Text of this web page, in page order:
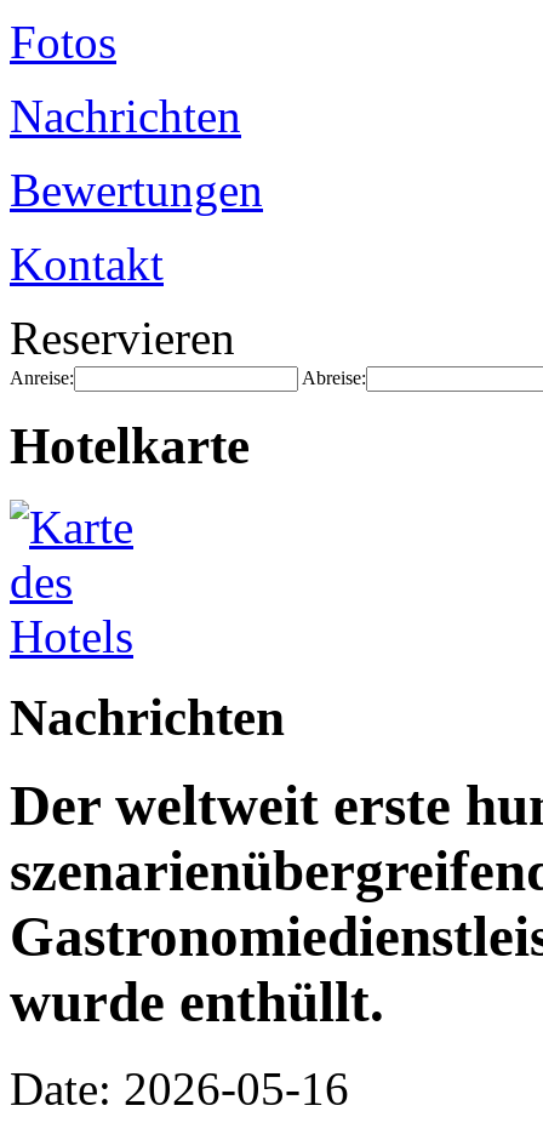
Fotos
Nachrichten
Bewertungen
Kontakt
Reservieren
Anreise: Abreise:
Hotelkarte
Nachrichten
Der weltweit erste
wurde enthüllt.
Date: 2026-05-16